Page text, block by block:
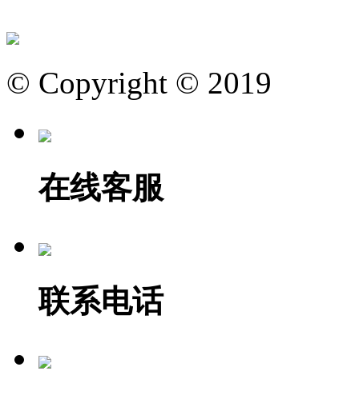
© Copyright © 2019
在线客服
联系电话